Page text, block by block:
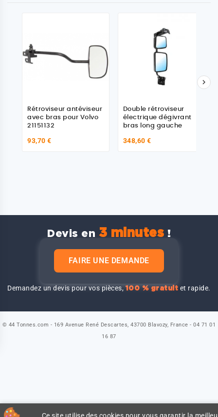
Rétroviseur antéviseur
avec bras pour Volvo
21151132
93,70 €
Double rétroviseur
électrique dégivrant
bras long gauche
348,60 €

Devis en 3 minutes !
FAIRE UNE DEMANDE
Demandez un devis pour vos pièces,100 % gratuit et rapide.
© 44 Tonnes.com - 169 Avenue René Descartes, 43700 Blavozy, France - 04 71 01
16 87